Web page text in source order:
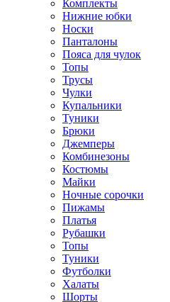
Комплекты
Нижние юбки
Носки
Панталоны
Поясa для чулок
Топы
Трусы
Чулки
Купальники
Туники
Брюки
Джемперы
Комбинезоны
Костюмы
Майки
Ночные сорочки
Пижамы
Платья
Рубашки
Топы
Туники
Футболки
Халаты
Шорты